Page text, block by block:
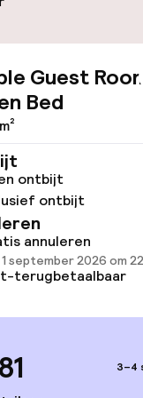
kamers
& wellness
/ gym
Guest
Bed
ontbijt
ontbijt
annuleren
september 2026 om
terugbetaalbaar
3–4